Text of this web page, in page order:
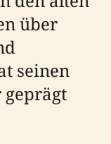
über
seinen